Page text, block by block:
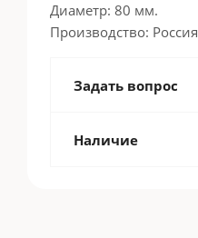
Диаметр: 80 мм.
Производство: Россия
Задать вопрос
Наличие